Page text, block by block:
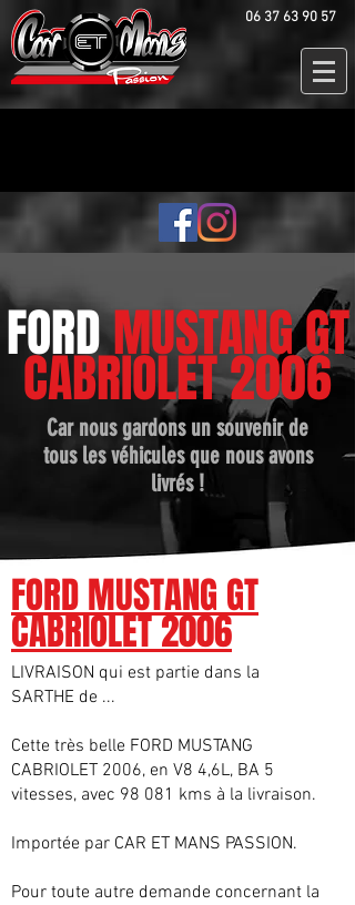
06 37 63 90 57
FORDMUSTANG GT
CABRIOLET 2006
Car nous gardons un souvenir de
tous les véhicules que nous avons
livrés !
FORD MUSTANG GT
CABRIOLET 2006
LIVRAISON qui est partie dans la
SARTHE de ...
Cette très belle FORD MUSTANG
CABRIOLET 2006, en V8 4,6L, BA 5
vitesses, avec 98 081 kms à la livraison.
Importée par CAR ET MANS PASSION.
Pour toute autre demande concernant la